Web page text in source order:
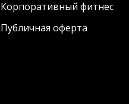
Корпоративный фитнес
Публичная оферта